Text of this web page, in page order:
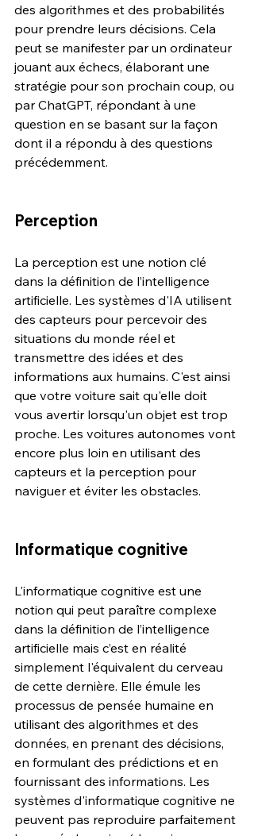
des algorithmes et des probabilités
pour prendre leurs décisions. Cela
peut se manifester par un ordinateur
jouant aux échecs, élaborant une
stratégie pour son prochain coup, ou
par ChatGPT, répondant à une
question en se basant sur la façon
dont il a répondu à des questions
précédemment.
Perception
La perception est une notion clé
dans la définition de l’intelligence
artificielle. Les systèmes d'IA utilisent
des capteurs pour percevoir des
situations du monde réel et
transmettre des idées et des
informations aux humains. C'est ainsi
que votre voiture sait qu'elle doit
vous avertir lorsqu'un objet est trop
proche. Les voitures autonomes vont
encore plus loin en utilisant des
capteurs et la perception pour
naviguer et éviter les obstacles.
Informatique cognitive
L'informatique cognitive est une
notion qui peut paraître complexe
dans la définition de l’intelligence
artificielle mais c’est en réalité
simplement l'équivalent du cerveau
de cette dernière. Elle émule les
processus de pensée humaine en
utilisant des algorithmes et des
données, en prenant des décisions,
en formulant des prédictions et en
fournissant des informations. Les
systèmes d'informatique cognitive ne
peuvent pas reproduire parfaitement